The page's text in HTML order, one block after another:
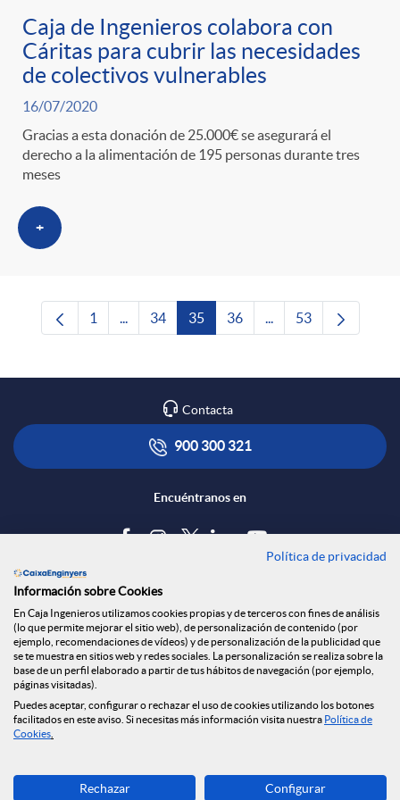
Caja de Ingenieros colabora con
Cáritas para cubrir las necesidades
de colectivos vulnerables
16/07/2020
Gracias a esta donación de 25.000€ se asegurará el
derecho a la alimentación de 195 personas durante tres
meses
+
Página
1 ...Páginas intermedias Use TAB para
Página
34 Página
35 Página
36 ...Páginas intermedias
Página
53
Contacta
900 300 321
Encuéntranos en
Tablón de anuncios
Política de cookies
Aviso legal
Seguridad Online
Privacidad
Canal denuncias
Descarga ahora
Política de privacidad
Información sobre Cookies
En Caja Ingenieros utilizamos cookies propias y de terceros con fines de análisis
(lo que permite mejorar el sitio web), de personalización de contenido (por
ejemplo, recomendaciones de vídeos) y de personalización de la publicidad que
se te muestra en sitios web y redes sociales. La personalización se realiza sobre la
base de un perfil elaborado a partir de tus hábitos de navegación (por ejemplo,
páginas visitadas).
Puedes aceptar, configurar o rechazar el uso de cookies utilizando los botones
facilitados en este aviso. Si necesitas más información visita nuestra Política de
Cookies
Rechazar Configurar